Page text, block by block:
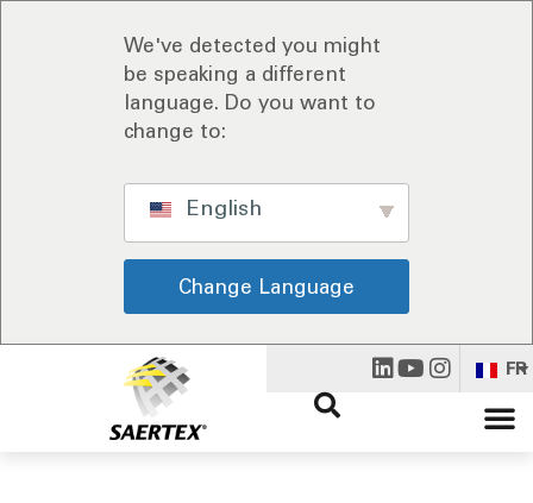
We've detected you might
be speaking a different
language. Do you want to
change to:
English
Change Language
FR